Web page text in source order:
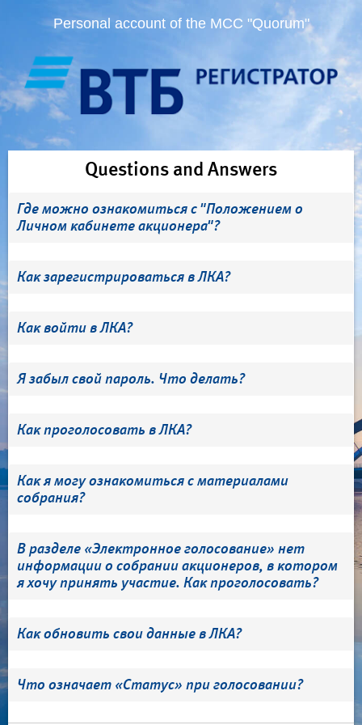
Personal account of the MCC "Quorum"
Questions and Answers
Где можно ознакомиться с "Положением о
Личном кабинете акционера"?
Как зарегистрироваться в ЛКА?
Как войти в ЛКА?
Я забыл свой пароль. Что делать?
Как проголосовать в ЛКА?
Как я могу ознакомиться с материалами
собрания?
В разделе «Электронное голосование» нет
информации о собрании акционеров, в котором
я хочу принять участие. Как проголосовать?
Как обновить свои данные в ЛКА?
Что означает «Статус» при голосовании?